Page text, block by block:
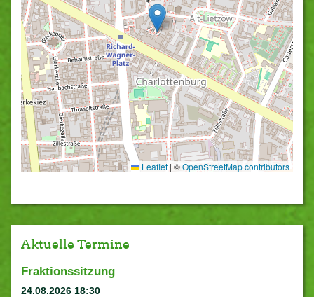
Leaflet | ©OpenStreetMap contributors
Aktuelle Termine
Fraktionssitzung
24.08.2026 18:30